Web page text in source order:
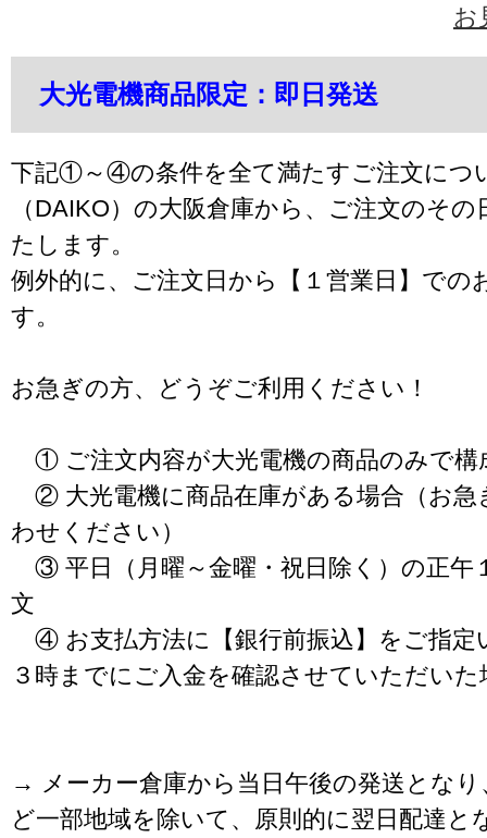
お
大光電機商品限定：即日発送
下記①～④の条件を全て満たすご注文につ
（DAIKO）の大阪倉庫から、ご注文のそ
たします。
例外的に、ご注文日から【１営業日】での
す。
お急ぎの方、どうぞご利用ください！
① ご注文内容が大光電機の商品のみで構
② 大光電機に商品在庫がある場合（お急
わせください）
③ 平日（月曜～金曜・祝日除く）の正午
文
④ お支払方法に【銀行前振込】をご指定
３時までにご入金を確認させていただいた
→ メーカー倉庫から当日午後の発送となり
ど一部地域を除いて、原則的に翌日配達と